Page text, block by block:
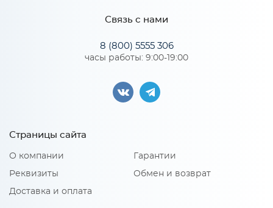
Связь с нами
8 (800) 5555 306
часы работы: 9:00-19:00
Страницы сайта
О компании
Реквизиты
Доставка и оплата
Гарантии
Обмен и возврат